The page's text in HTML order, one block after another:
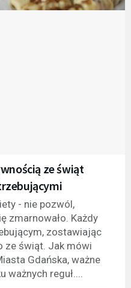
ze świąt
- nie pozwól,
zmarnowało. Każdy
zostawiając
ze świąt. Jak mówi
Gdańska, ważne
ważnych reguł....